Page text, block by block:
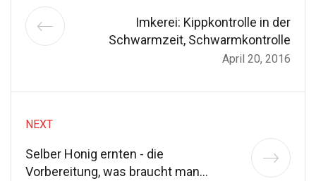
NEXT
Selber Honig ernten - die
Vorbereitung, was braucht man
Imkerei: Kippkontrolle in der
Schwarmzeit, Schwarmkontrolle
April 20, 2016